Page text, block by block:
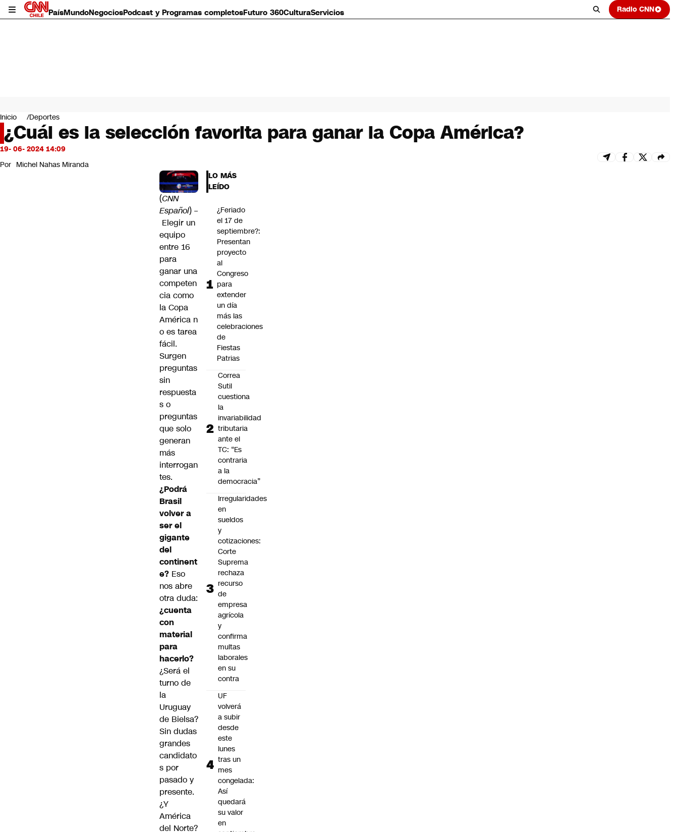
PaísMundoNegociosPodcast y Programas completosFuturo 360CulturaServicios Radio CNN
Mundo
Negocios
Deportes
Programas completos
Servicios
Inicio Deportes
¿Cuál es la selección favorita para ganar la Copa América?
19- 06- 2024 14:09
Por Michel Nahas Miranda
(CNN
Español) –
Elegir un
equipo
entre 16
para
ganar una
competen
cia como
la Copa
América n
o es tarea
fácil.
Surgen
preguntas
sin
respuesta
s o
preguntas
que solo
generan
más
interrogan
tes.
¿Podrá
Brasil
volver a
ser el
gigante
del
continent
e? Eso
nos abre
otra duda:
¿cuenta
con
material
para
hacerlo?
¿Será el
turno de
la
Uruguay
de Bielsa?
Sin dudas
grandes
candidato
s por
pasado y
presente.
¿Y
América
del Norte?
LO MÁS
LEÍDO
¿Feriado
el 17 de
septiembre?:
Presentan
proyecto
al
Congreso
para
extender
un día
más las
celebraciones
de
Fiestas
Patrias
Correa
Sutil
cuestiona
la
invariabilidad
tributaria
ante el
TC: “Es
contraria
a la
democracia”
Irregularidades
en
sueldos
y
cotizaciones:
Corte
Suprema
rechaza
recurso
de
empresa
agrícola
y
confirma
multas
laborales
en su
contra
UF
volverá
a subir
desde
este
lunes
tras un
mes
congelada:
Así
quedará
su valor
en